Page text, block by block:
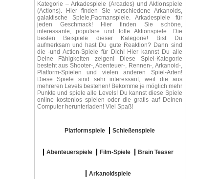
Kategorie – Arkadespiele (Arcades) und Aktionspiele
(Actions). Hier finden Sie verschiedene Arkanoids,
galaktische Spiele,Pacmanspiele. Arkadespiele für
jeden Geschmack! Hier finden Sie schöne,
interessante, populäre und tolle Aktionspiele. Die
besten Beispiele dieser Kategorie! Bist Du
aufmerksam und hast Du gute Reaktion? Dann sind
die -und Action-Spiele für Dich! Hier kannst Du alle
Deine Fähigkeiten zeigen! Diese Spiel-Kategorie
besteht aus Shooter-, Abenteuer-, Rennen-, Arkanoid-,
Platform-Spielen und vielen anderen Spiel-Arten!
Diese Spiele sind sehr interessant, weil die aus
mehreren Levels bestehen! Bekomme je möglich mehr
Punkte und spiele alle Levels! Du kannst diese Spiele
online kostenlos spielen oder die gratis auf Deinen
Computer herunterladen! Viel Spaß!
Platformspiele Schießenspiele
Abenteuerspiele Film-Spiele Brain Teaser
Arkanoidspiele